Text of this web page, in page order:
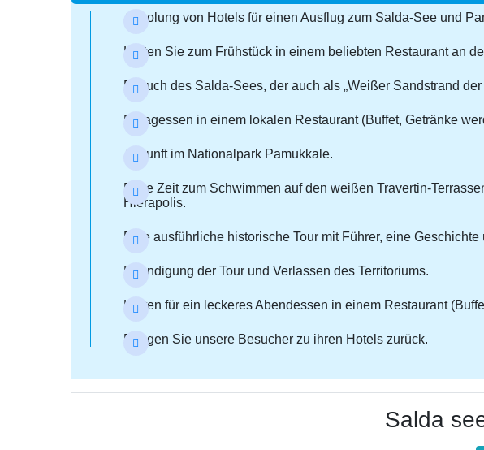
Abholung von Hotels für einen Ausflug zum Salda-See und
Halten Sie zum Frühstück in einem beliebten Restaurant an
Besuch des Salda-Sees, der auch als „Weißer Sandstrand
Mittagessen in einem lokalen Restaurant (Buffet, Getränke
Ankunft im Nationalpark Pamukkale.
Freie Zeit zum Schwimmen auf den weißen Travertin-
Hierapolis.
Eine ausführliche historische Tour mit Führer, eine
Beendigung der Tour und Verlassen des Territoriums.
Halten für ein leckeres Abendessen in einem Restaurant
Bringen Sie unsere Besucher zu ihren Hotels zurück.
Salda